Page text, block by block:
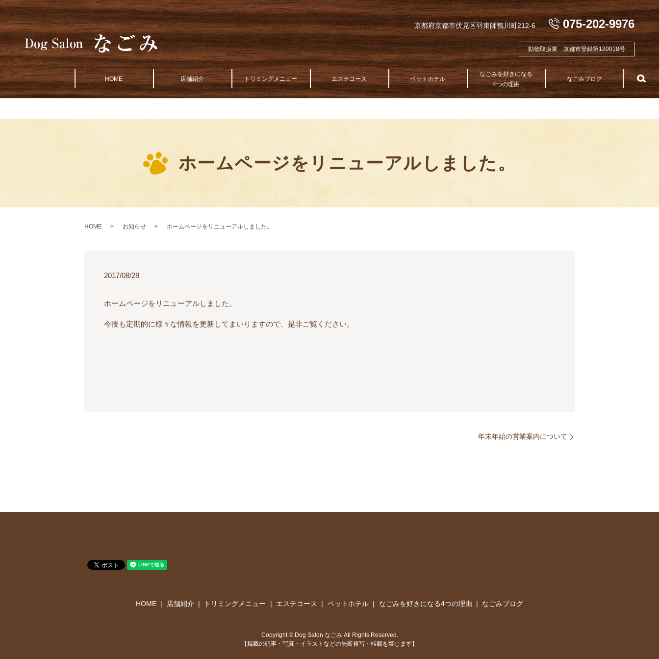
京都府京都市伏見区羽束師鴨川町212-6 075-202-9976
動物取扱業 京都市登録第120018号
HOME 店舗紹介 トリミングメニュー エステコース ペットホテル
なごみを好きになる
4つの理由
なごみブログ
ホームページをリニューアルしました。
HOME お知らせ ホームページをリニューアルしました。
2017/08/28
ホームページをリニューアルしました。
今後も定期的に様々な情報を更新してまいりますので、是非ご覧ください。
年末年始の営業案内について
HOME 店舗紹介 トリミングメニュー エステコース ペットホテル なごみを好きになる4つの理由 なごみブログ
Copyright © Dog Salon なごみ All Rights Reserved.
【掲載の記事・写真・イラストなどの無断複写・転載を禁じます】